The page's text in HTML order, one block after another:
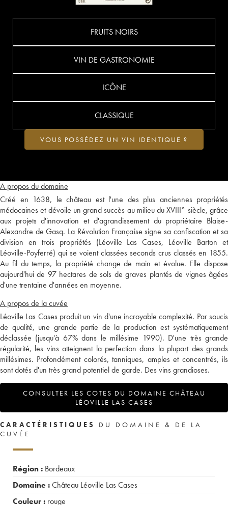
A propos du domaine
Créé en 1638, le château est l'une des plus anciennes propriétés
médocaines et dévoile un grand succès au milieu du XVIII° siècle, grâce
aux projets d'innovation et d'agrandissement du propriétaire Blaise-
Alexandre de Gasq. La Révolution Française signe sa confiscation et sa
division en trois propriétés (Léoville Las Cases, Léoville Barton et
Léoville-Poyferré) qui se voient classées seconds crus classés en 1855.
Au fil du temps, la propriété change de main et évolue. Elle dispose
aujourd'hui de 97 hectares de sols de graves plantés de vignes âgées
d'une trentaine d'années en moyenne.
A propos de la cuvée
Léoville Las Cases produit un vin d'une incroyable complexité. Par soucis
de qualité, une grande partie de la production est systématiquement
déclassée (jusqu'à 67% dans le millésime 1990). D'une très grande
régularité, les vins atteignent la perfection dans la plupart des grands
millésimes. Profondément colorés, tanniques, amples et concentrés, ils
sont dotés d'un très grand potentiel de garde. Des vins grandioses.
CONSULTER LES COTES DU DOMAINE CHÂTEAU
LÉOVILLE LAS CASES
FRUITS NOIRS
VIN DE GASTRONOMIE
ICÔNE
CLASSIQUE
VOUS POSSÉDEZ UN VIN IDENTIQUE ?
CARACTÉRISTIQUES
DU DOMAINE & DE LA
CUVÉE
Région : Bordeaux
Domaine :Château Léoville Las Cases
Couleur : rouge